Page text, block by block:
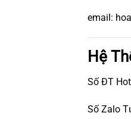
email:
Hệ
Số ĐT
Số Zalo